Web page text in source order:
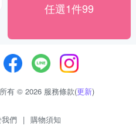
任選1件99
有 © 2026 服務條款(更新)
們 | 購物須知